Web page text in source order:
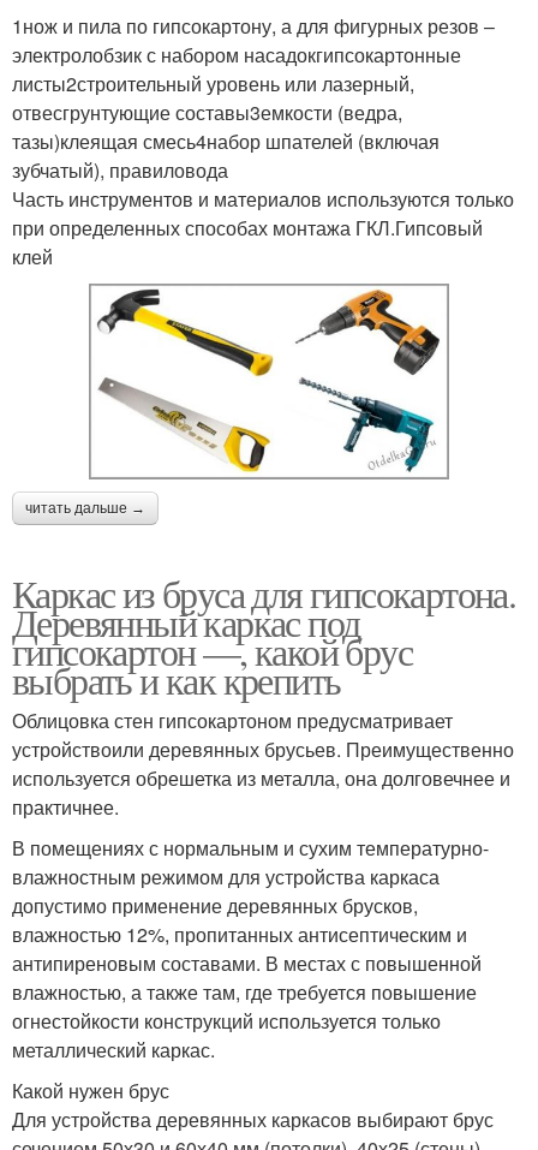
1нож и пила по гипсокартону, а для фигурных резов –
электролобзик с набором насадокгипсокартонные
листы2строительный уровень или лазерный,
отвесгрунтующие составы3емкости (ведра,
тазы)клеящая смесь4набор шпателей (включая
зубчатый), правиловода
Часть инструментов и материалов используются только
при определенных способах монтажа ГКЛ.Гипсовый
клей
читать дальше →
Каркас из бруса для гипсокартона.
Деревянный каркас под
гипсокартон —, какой брус
выбрать и как крепить
Облицовка стен гипсокартоном предусматривает
устройствоили деревянных брусьев. Преимущественно
используется обрешетка из металла, она долговечнее и
практичнее.
В помещениях с нормальным и сухим температурно-
влажностным режимом для устройства каркаса
допустимо применение деревянных брусков,
влажностью 12%, пропитанных антисептическим и
антипиреновым составами. В местах с повышенной
влажностью, а также там, где требуется повышение
огнестойкости конструкций используется только
металлический каркас.
Какой нужен брус
Для устройства деревянных каркасов выбирают брус